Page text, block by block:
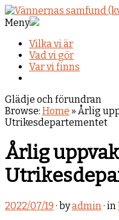
Meny
Vilka vi är
Vad vi gör
Var vi finns
Glädje och förundran
Browse: Home » Årlig
Utrikesdepartementet
Årlig
2022/07/19 · byadmin· in